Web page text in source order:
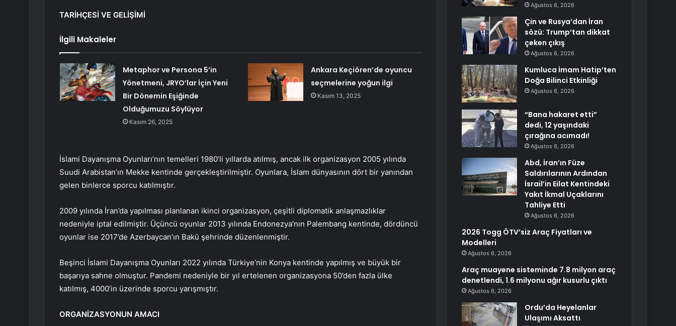
TARİHÇESİ VE GELİŞİMİ
İlgili Makaleler
Metaphor ve Persona 5’in
Yönetmeni, JRYO’lar İçin Yeni
Bir Dönemin Eşiğinde
Olduğumuzu Söylüyor
Kasım 26, 2025
Ankara Keçiören’de oyuncu
seçmelerine yoğun ilgi
Kasım 13, 2025
İslami Dayanışma Oyunları’nın temelleri 1980’li yıllarda atılmış, ancak ilk organizasyon 2005 yılında
Suudi Arabistan’ın Mekke kentinde gerçekleştirilmiştir. Oyunlara, İslam dünyasının dört bir yanından
gelen binlerce sporcu katılmıştır.
2009 yılında İran’da yapılması planlanan ikinci organizasyon, çeşitli diplomatik anlaşmazlıklar
nedeniyle iptal edilmiştir. Üçüncü oyunlar 2013 yılında Endonezya’nın Palembang kentinde, dördüncü
oyunlar ise 2017’de Azerbaycan’ın Bakü şehrinde düzenlenmiştir.
Beşinci İslami Dayanışma Oyunları 2022 yılında Türkiye’nin Konya kentinde yapılmış ve büyük bir
başarıya sahne olmuştur. Pandemi nedeniyle bir yıl ertelenen organizasyona 50’den fazla ülke
katılmış, 4000’in üzerinde sporcu yarışmıştır.
ORGANİZASYONUN AMACI
Ağustos 6, 2026
Çin ve Rusya’dan İran
sözü: Trump’tan dikkat
çeken çıkış
Ağustos 6, 2026
Kumluca İmam Hatip’ten
Doğa Bilinci Etkinliği
Ağustos 6, 2026
“Bana hakaret etti”
dedi, 12 yaşındaki
çırağına acımadı!
Ağustos 6, 2026
Abd, İran’ın Füze
Saldırılarının Ardından
İsrail’in Eilat Kentindeki
Yakıt İkmal Uçaklarını
Tahliye Etti
Ağustos 6, 2026
2026 Togg ÖTV’siz Araç Fiyatları ve
Modelleri
Ağustos 6, 2026
Araç muayene sisteminde 7.8 milyon araç
denetlendi, 1.6 milyonu ağır kusurlu çıktı
Ağustos 6, 2026
Ordu’da Heyelanlar
Ulaşımı Aksattı